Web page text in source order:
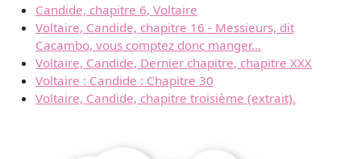
Candide, chapitre 6, Voltaire
Voltaire, Candide, chapitre 16 - Messieurs, dit
Cacambo, vous comptez donc manger...
Voltaire, Candide, Dernier chapitre, chapitre XXX
Voltaire : Candide : Chapitre 30
Voltaire, Candide, chapitre troisième (extrait).